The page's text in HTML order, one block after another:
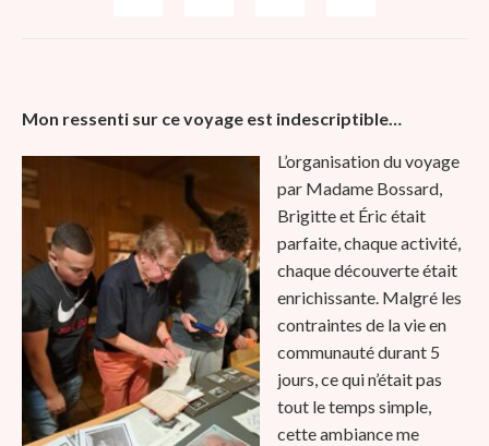
Mon ressenti sur ce voyage est indescriptible…
L’organisation du voyage
par Madame Bossard,
Brigitte et Éric était
parfaite, chaque activité,
chaque découverte était
enrichissante. Malgré les
contraintes de la vie en
communauté durant 5
jours, ce qui n’était pas
tout le temps simple,
cette ambiance me